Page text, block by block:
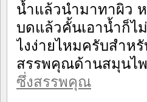
น้ำแล้วนำมาทาผิว ห
บดแล้วคั้นเอาน้ำก็
ไงง่ายไหมครับสำหรั
สรรพคุณด้านสมุนไ
ซึ่งสรรพคุณ